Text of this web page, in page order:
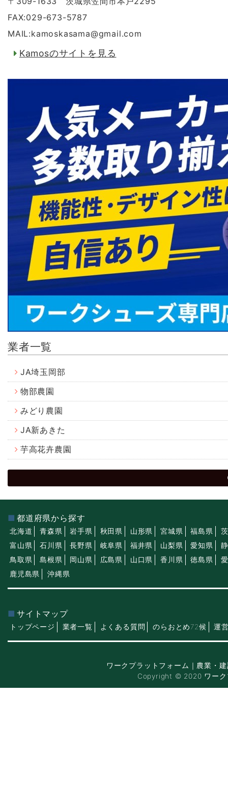
FAX:029-673-5787
MAIL:kamoskasama@gmail.com
Kamosのサイトを見る
業者一覧
JA埼玉岡部
物部農園
みどり農園
JA新あきた
芋高花卉農園
都道府県から探す
北海道 青森県 岩手県 秋田県 山形県 宮城県 福島県
富山県
石川県 長野県 岐阜県 福井県 山梨県 愛知県
鳥取県
島根県 岡山県 広島県 山口県 香川県 徳島県
鹿児島県
沖縄県
サイトマップ
トップページ 業者一覧 よくある質問 のらおとめ72候 運
ワークプラットフォーム｜農業・
Copyright © 2020 ワーク